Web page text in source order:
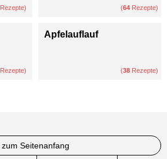
Rezepte) (64 Rezepte)
Rezepte)
Apfelauflauf
(38 Rezepte)
zum Seitenanfang